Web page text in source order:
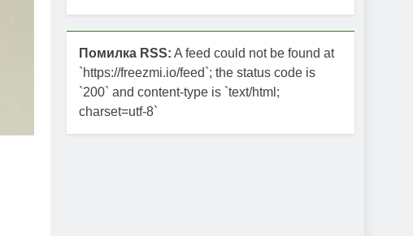
Помилка RSS: A feed could not be found at
`https://freezmi.io/feed`; the status code is
`200` and content-type is `text/html;
charset=utf-8`